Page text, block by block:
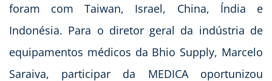
foram com Taiwan, Israel, China, Índia e
Indonésia. Para o diretor geral da indústria de
equipamentos médicos da Bhio Supply, Marcelo
Saraiva, participar da MEDICA oportunizou